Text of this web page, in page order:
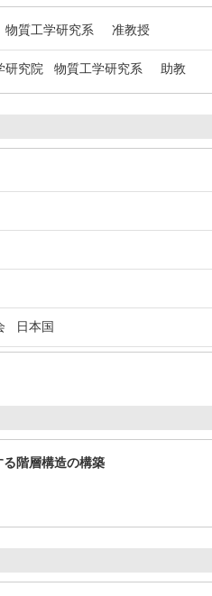
物質工学研究系 准教授
研究院 物質工学研究系 助教
日本国
階層構造の構築